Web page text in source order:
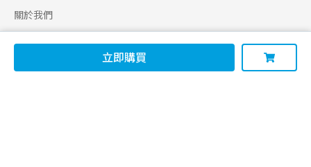
立即購買
關於我們
合作申請